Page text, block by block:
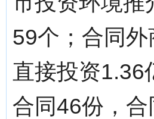
59个；合同
直接投资1.36
合同46份，